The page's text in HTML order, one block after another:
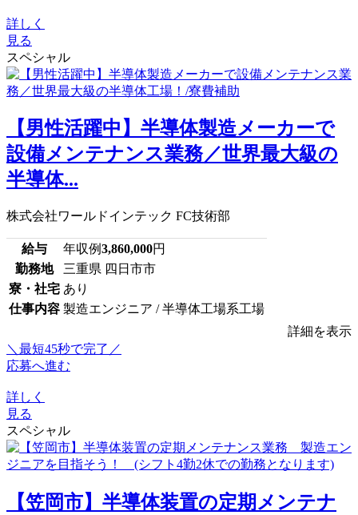
詳しく
見る
スペシャル
【男性活躍中】半導体製造メーカーで
設備メンテナンス業務／世界最大級の
半導体...
株式会社ワールドインテック FC技術部
給与 年収例3,860,000円
勤務地
三重県 四日市市
寮・社宅 あり
仕事内容 製造エンジニア / 半導体工場系工場
詳細を表示
＼最短45秒で完了／
応募へ進む
詳しく
見る
スペシャル
【笠岡市】半導体装置の定期メンテナ